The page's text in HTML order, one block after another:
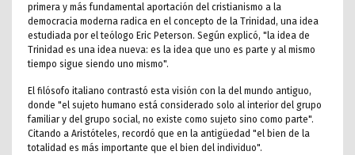
primera y más fundamental aportación del cristianismo a la
democracia moderna radica en el concepto de la Trinidad, una idea
estudiada por el teólogo Eric Peterson. Según explicó, "la idea de
Trinidad es una idea nueva: es la idea que uno es parte y al mismo
tiempo sigue siendo uno mismo".
El filósofo italiano contrastó esta visión con la del mundo antiguo,
donde "el sujeto humano está considerado solo al interior del grupo
familiar y del grupo social, no existe como sujeto sino como parte".
Citando a Aristóteles, recordó que en la antigüedad "el bien de la
totalidad es más importante que el bien del individuo".